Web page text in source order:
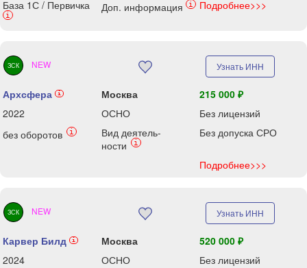
База 1С / Первичка
i
Доп. информация i Подробнее>>>
ЗСК NEW Узнать ИНН
Архсфера i Москва
215 000 ₽
2022
ОСНО
Без лицензий
без оборотов
i
Вид деятель-
ности
i
Без допуска СРО
Подробнее>>>
ЗСК NEW Узнать ИНН
Карвер Билд i Москва
520 000 ₽
2024
ОСНО
Без лицензий